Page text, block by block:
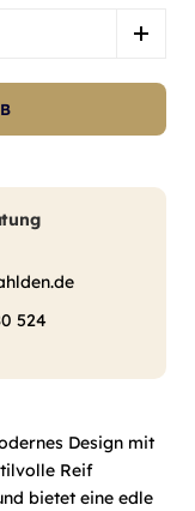
524
Design mit
Reif
bietet eine edle